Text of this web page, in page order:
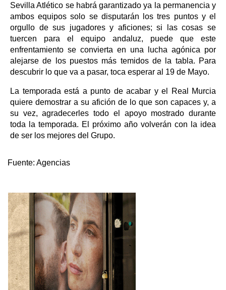
Sevilla Atlético se habrá garantizado ya la permanencia y
ambos equipos solo se disputarán los tres puntos y el
orgullo de sus jugadores y aficiones; si las cosas se
tuercen para el equipo andaluz, puede que este
enfrentamiento se convierta en una lucha agónica por
alejarse de los puestos más temidos de la tabla. Para
descubrir lo que va a pasar, toca esperar al 19 de Mayo.
La temporada está a punto de acabar y el Real Murcia
quiere demostrar a su afición de lo que son capaces y, a
su vez, agradecerles todo el apoyo mostrado durante
toda la temporada. El próximo año volverán con la idea
de ser los mejores del Grupo.
Fuente: Agencias